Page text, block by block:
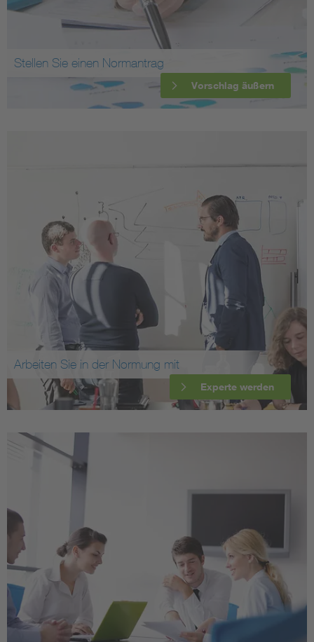
Stellen Sie einen Normantrag
Vorschlag äußern
Arbeiten Sie in der Normung mit
Experte werden